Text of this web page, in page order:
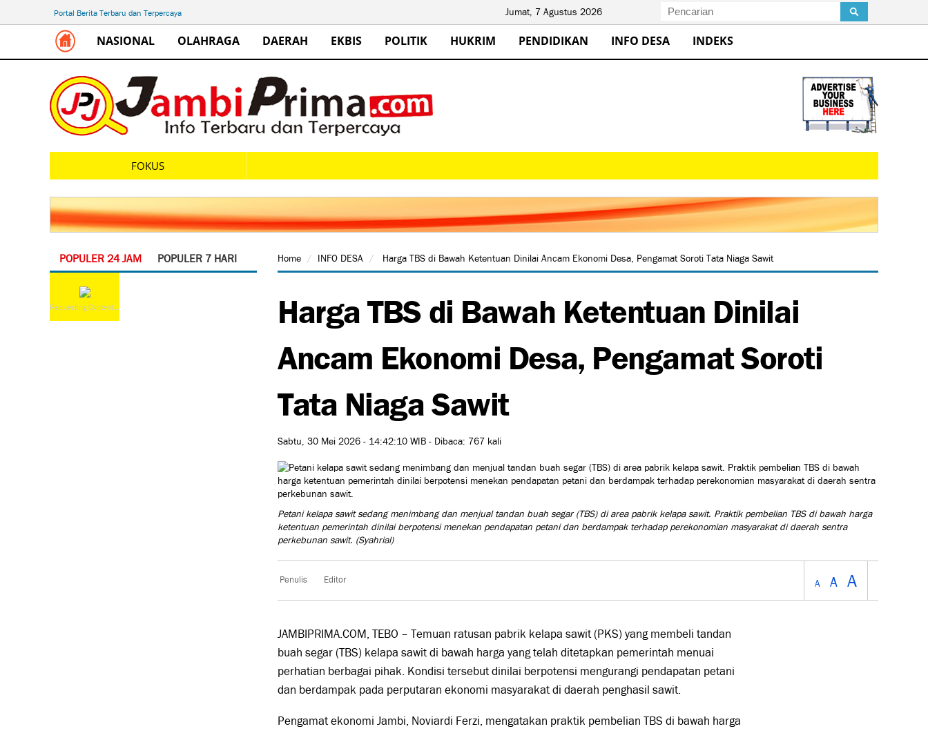
Portal Berita Terbaru dan Terpercaya Jumat, 7 Agustus 2026
NASIONAL OLAHRAGA DAERAH EKBIS POLITIK HUKRIM PENDIDIKAN INFO DESA INDEKS
FOKUS
POPULER 24 JAM POPULER 7 HARI
Requesting Content...
Home INFO DESA Harga TBS di Bawah Ketentuan Dinilai Ancam Ekonomi Desa, Pengamat Soroti Tata Niaga Sawit
Harga TBS di Bawah Ketentuan Dinilai
Ancam Ekonomi Desa, Pengamat Soroti
Tata Niaga Sawit
Sabtu, 30 Mei 2026 - 14:42:10 WIB - Dibaca: 767 kali
Petani kelapa sawit sedang menimbang dan menjual tandan buah segar (TBS) di area pabrik kelapa sawit. Praktik pembelian TBS di bawah harga
ketentuan pemerintah dinilai berpotensi menekan pendapatan petani dan berdampak terhadap perekonomian masyarakat di daerah sentra
perkebunan sawit. (Syahrial)
Penulis Editor A A A
JAMBIPRIMA.COM, TEBO – Temuan ratusan pabrik kelapa sawit (PKS) yang membeli tandan
buah segar (TBS) kelapa sawit di bawah harga yang telah ditetapkan pemerintah menuai
perhatian berbagai pihak. Kondisi tersebut dinilai berpotensi mengurangi pendapatan petani
dan berdampak pada perputaran ekonomi masyarakat di daerah penghasil sawit.
Pengamat ekonomi Jambi, Noviardi Ferzi, mengatakan praktik pembelian TBS di bawah harga